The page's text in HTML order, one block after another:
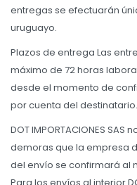
entregas se efectuarán
uruguayo.
Plazos de entrega Las
máximo de 72 horas
desde el momento de
por cuenta del destinatario.
DOT IMPORTACIONES
demoras que la empresa
del envío se confirmará al